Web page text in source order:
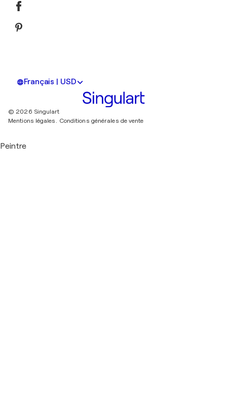
Français | USD
© 2026 Singulart
Mentions légales. Conditions générales de vente
Peintre